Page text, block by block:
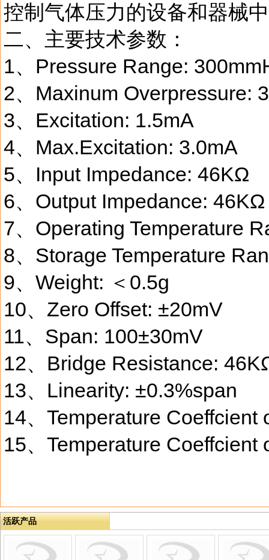
控制气体压力的设备和器械
二、主要技术参数：
1、Pressure Range:
2、Maxinum Overpressure:
3、Excitation: 1.5mA
4、Max.Excitation: 3.0mA
5、Input Impedance: 46KΩ
6、Output Impedance: 46KΩ
7、Operating Temperature
8、Storage Temperature
9、Weight: ＜0.5g
10、Zero Offset: ±20mV
11、Span: 100±30mV
12、Bridge Resistance:
13、Linearity: ±0.3%span
14、Temperature
15、Temperature
活跃产品